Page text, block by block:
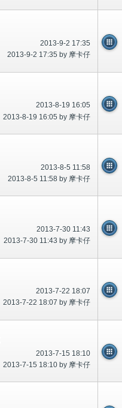
2013-9-2 17:35
2013-9-2 17:35 by 摩卡仔
2013-8-19 16:05
2013-8-19 16:05 by 摩卡仔
2013-8-5 11:58
2013-8-5 11:58 by 摩卡仔
2013-7-30 11:43
2013-7-30 11:43 by 摩卡仔
2013-7-22 18:07
2013-7-22 18:07 by 摩卡仔
2013-7-15 18:10
2013-7-15 18:10 by 摩卡仔